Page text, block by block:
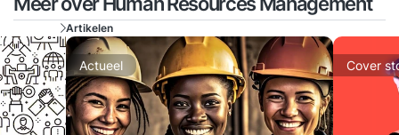
Artikelen
Actueel Cover